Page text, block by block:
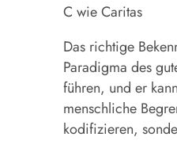
C wie Caritas
Das richtige
Paradigma des
führen, und er
menschliche
kodifizieren,